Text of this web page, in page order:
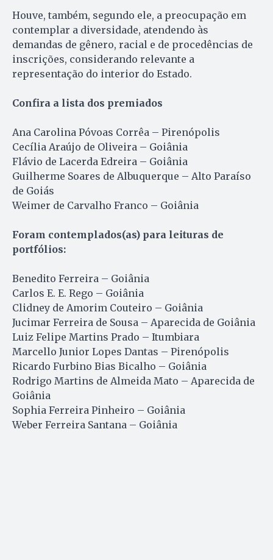
Houve, também, segundo ele, a preocupação em
contemplar a diversidade, atendendo às
demandas de gênero, racial e de procedências de
inscrições, considerando relevante a
representação do interior do Estado.
Confira a lista dos premiados
Ana Carolina Póvoas Corrêa – Pirenópolis
Cecília Araújo de Oliveira – Goiânia
Flávio de Lacerda Edreira – Goiânia
Guilherme Soares de Albuquerque – Alto Paraíso
de Goiás
Weimer de Carvalho Franco – Goiânia
Foram contemplados(as) para leituras de
portfólios:
Benedito Ferreira – Goiânia
Carlos E. E. Rego – Goiânia
Clidney de Amorim Couteiro – Goiânia
Jucimar Ferreira de Sousa – Aparecida de Goiânia
Luiz Felipe Martins Prado – Itumbiara
Marcello Junior Lopes Dantas – Pirenópolis
Ricardo Furbino Bias Bicalho – Goiânia
Rodrigo Martins de Almeida Mato – Aparecida de
Goiânia
Sophia Ferreira Pinheiro – Goiânia
Weber Ferreira Santana – Goiânia